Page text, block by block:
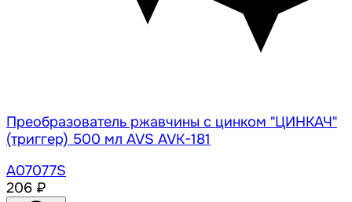
Преобразователь ржавчины с цинком "ЦИНКАЧ"
(триггер) 500 мл AVS AVK-181
A07077S
206 ₽